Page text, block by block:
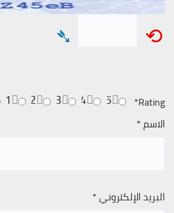
⟲
➴
Rating
*
5
4
3
2
1
الاسم*
البريد الإلكتروني*